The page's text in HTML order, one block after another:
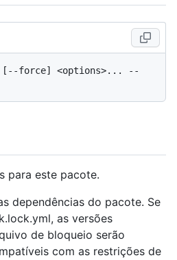
[--force] <options>... --
para este pacote.
dependências do pacote. Se
as versões
de bloqueio serão
com as restrições de